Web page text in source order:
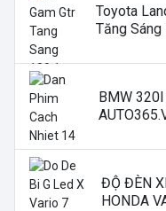
Toyota
Tăng Sáng
BMW
ĐỘ ĐÈN
HONDA